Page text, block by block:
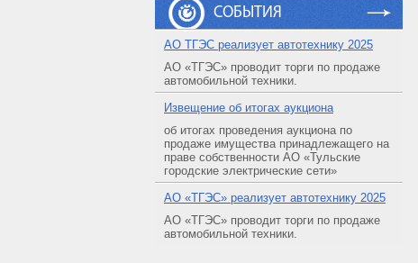
СОБЫТИЯ
АO ТГЭС реализует автотехнику 2025
АО «ТГЭС» проводит торги по продаже
автомобильной техники.
Извещение об итогах аукциона
об итогах проведения аукциона по
продаже имущества принадлежащего на
праве собственности АО «Тульские
городские электрические сети»
АO «ТГЭС» реализует автотехнику 2025
АО «ТГЭС» проводит торги по продаже
автомобильной техники.